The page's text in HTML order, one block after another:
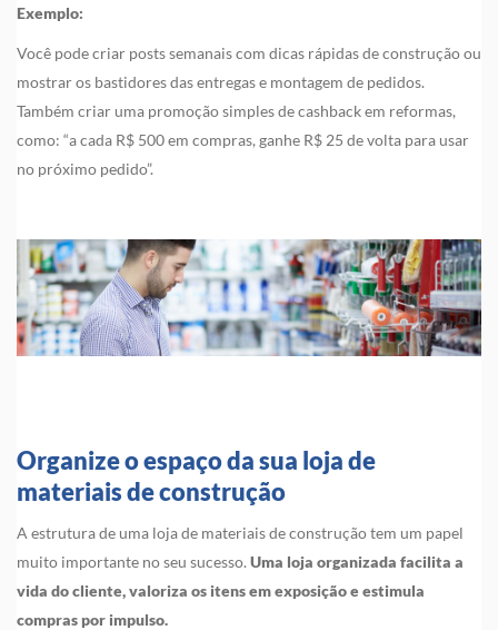
Exemplo:
Você pode criar posts semanais com dicas rápidas de construção ou
mostrar os bastidores das entregas e montagem de pedidos.
Também criar uma promoção simples de cashback em reformas,
como: “a cada R$ 500 em compras, ganhe R$ 25 de volta para usar
no próximo pedido”.
Organize o espaço da sua loja de
materiais de construção
A estrutura de uma loja de materiais de construção tem um papel
muito importante no seu sucesso. Uma loja organizada facilita a
vida do cliente, valoriza os itens em exposição e estimula
compras por impulso.